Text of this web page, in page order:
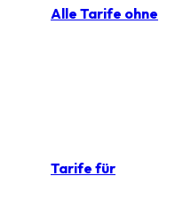
Alle Tarife ohne
Tarife für